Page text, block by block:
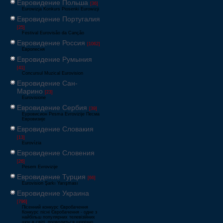
Евровидение Польша [36]
Eurowizja Konkurs Piosenki Eurowizji
Евровидение Португалия
[25]
Festival Eurovisão da Canção
Евровидение Россия [1062]
Европесня
Евровидение Румыния
[41]
Concursul Muzical Eurovision
Евровидение Сан-
Марино [23]
Eurovisione
Евровидение Сербия [39]
Еуровисион Pesma Evrovizije Песма
Евровизије
Евровидение Словакия
[13]
Eurovízia
Евровидение Словения
[26]
Pesem Evrovizije
Евровидение Турция [66]
Eurovision Şarkı Yarışması
Евровидение Украина
[796]
Пісенний конкурс Євробачення
Конкурс пісні Євробачення - одне з
найбільш популярних телевізійних
шоу в світі, проводиться щорічно,